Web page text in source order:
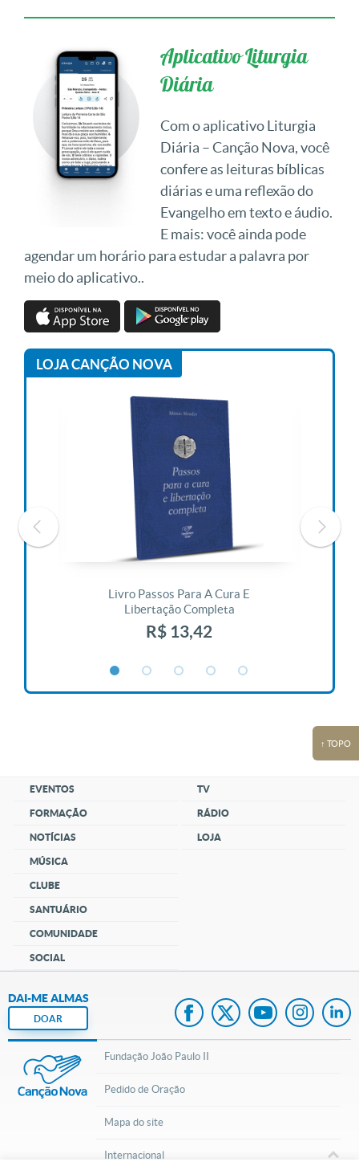
Aplicativo Liturgia
Diária
Com o aplicativo Liturgia
Diária – Canção Nova, você
confere as leituras bíblicas
diárias e uma reflexão do
Evangelho em texto e áudio.
E mais: você ainda pode
agendar um horário para estudar a palavra por
meio do aplicativo..
LOJA CANÇÃO NOVA
Livro Passos Para A Cura E
Libertação Completa
R$ 13,42
↑ TOPO
EVENTOS
FORMAÇÃO
NOTÍCIAS
MÚSICA
CLUBE
SANTUÁRIO
COMUNIDADE
SOCIAL
TV
RÁDIO
LOJA
DAI-ME ALMAS
DOAR
Fundação João Paulo II
Pedido de Oração
Mapa do site
Internacional